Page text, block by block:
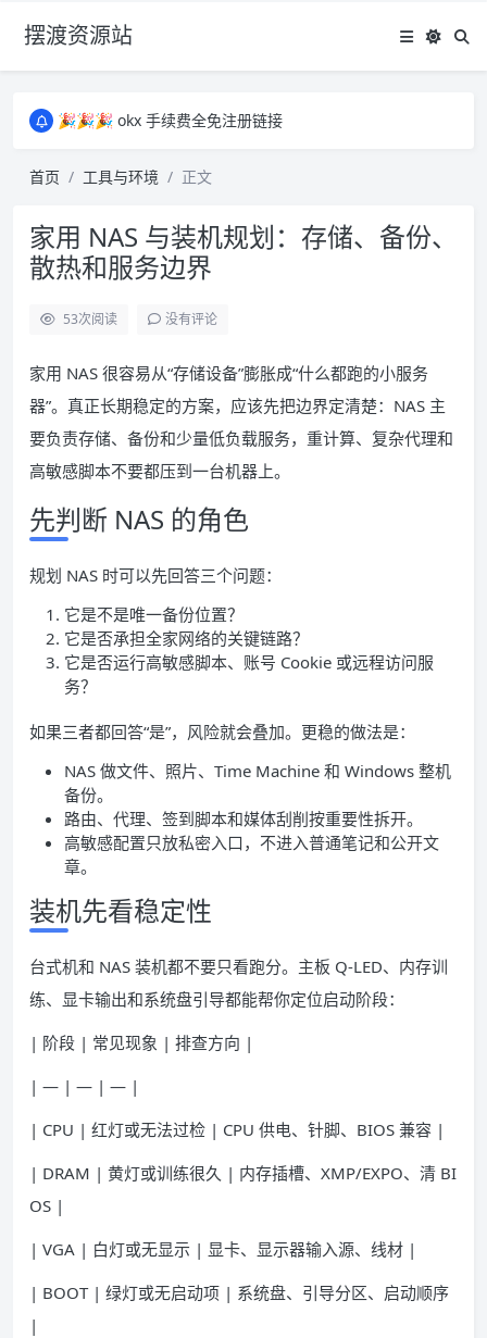
摆渡资源站
🎉🎉🎉 okx 手续费全免注册链接
所有资源均为免费网盘资源，资源失效请备注留言，感谢！
🎉🎉🎉 okx 手续费全免注册链接
首页 工具与环境 正文
家用 NAS 与装机规划：存储、备份、
散热和服务边界
53次阅读 没有评论
家用 NAS 很容易从“存储设备”膨胀成“什么都跑的小服务
器”。真正长期稳定的方案，应该先把边界定清楚：NAS 主
要负责存储、备份和少量低负载服务，重计算、复杂代理和
高敏感脚本不要都压到一台机器上。
先判断 NAS 的角色
规划 NAS 时可以先回答三个问题：
它是不是唯一备份位置？
它是否承担全家网络的关键链路？
它是否运行高敏感脚本、账号 Cookie 或远程访问服
务？
如果三者都回答“是”，风险就会叠加。更稳的做法是：
NAS 做文件、照片、Time Machine 和 Windows 整机
备份。
路由、代理、签到脚本和媒体刮削按重要性拆开。
高敏感配置只放私密入口，不进入普通笔记和公开文
章。
装机先看稳定性
台式机和 NAS 装机都不要只看跑分。主板 Q-LED、内存训
练、显卡输出和系统盘引导都能帮你定位启动阶段：
| 阶段 | 常见现象 | 排查方向 |
| — | — | — |
| CPU | 红灯或无法过检 | CPU 供电、针脚、BIOS 兼容 |
| DRAM | 黄灯或训练很久 | 内存插槽、XMP/EXPO、清 BI
OS |
| VGA | 白灯或无显示 | 显卡、显示器输入源、线材 |
| BOOT | 绿灯或无启动项 | 系统盘、引导分区、启动顺序
|